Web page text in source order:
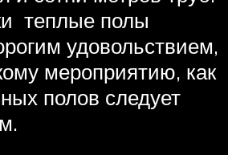
теплые полы
удовольствием,
мероприятию, как
полов следует